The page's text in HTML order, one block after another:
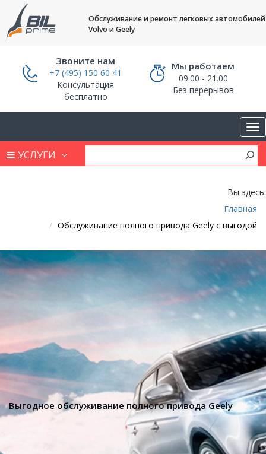
Обслуживание и ремонт легковых автомобилей
Volvo и Geely
Звоните нам
+7 (495) 150 60 41
Консультация
бесплатно
Мы работаем
09.00 - 21.00
Без перерывов
УСЛУГИ
Вы здесь:
Главная
Обслуживание полного привода Geely с выгодой
Выгодное обслуживание полного привода Geely